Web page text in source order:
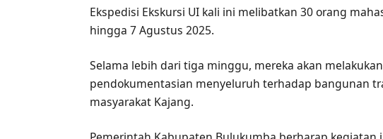
Ekspedisi Ekskursi UI kali ini melibatkan 30 orang
hingga 7 Agustus 2025.
Selama lebih dari tiga minggu, mereka akan
pendokumentasian menyeluruh terhadap bangunan
masyarakat Kajang.